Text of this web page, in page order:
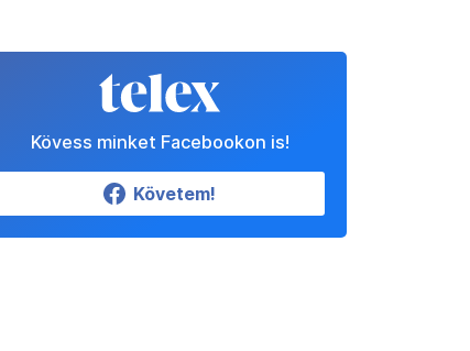
Kövess minket Facebookon is!
Követem!